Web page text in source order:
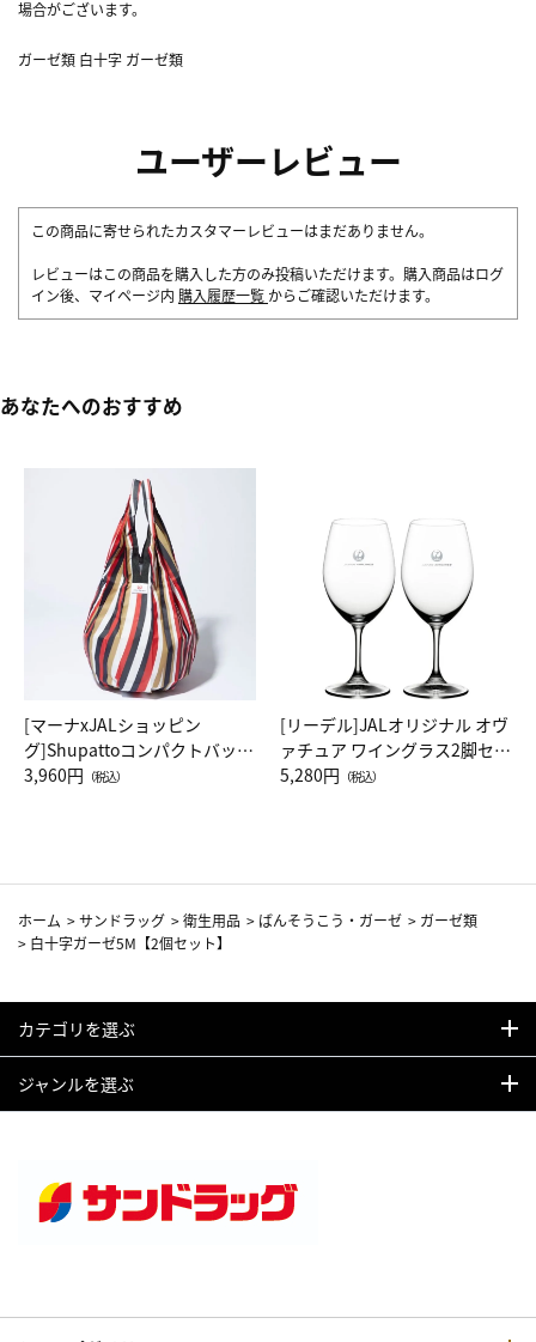
場合がございます。
ガーゼ類 白十字 ガーゼ類
ユーザーレビュー
この商品に寄せられたカスタマーレビューはまだありません。
レビューはこの商品を購入した方のみ投稿いただけます。購入商品はログ
イン後、マイページ内 購入履歴一覧 からご確認いただけます。
あなたへのおすすめ
[マーナxJALショッピン
グ]Shupattoコンパクトバッグ
Drop JAL客室乗務員（LC）ス
3,960円 （税込）
[リーデル]JALオリジナル オヴ
ァチュア ワイングラス2脚セッ
ト（レッドワイン）
5,280円 （税込）
ホーム >サンドラッグ >衛生用品 > ばんそうこう・ガーゼ > ガーゼ類
> 白十字ガーゼ5M【2個セット】
カテゴリを選ぶ
ジャンルを選ぶ